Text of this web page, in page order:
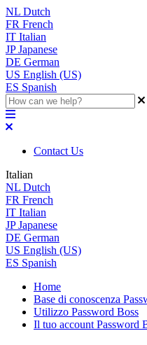
NL Dutch
FR French
IT Italian
JP Japanese
DE German
US English (US)
ES Spanish
Contact Us
Italian
NL Dutch
FR French
IT Italian
JP Japanese
DE German
US English (US)
ES Spanish
Home
Base di conoscenza
Utilizzo Password Boss
Il tuo account Password